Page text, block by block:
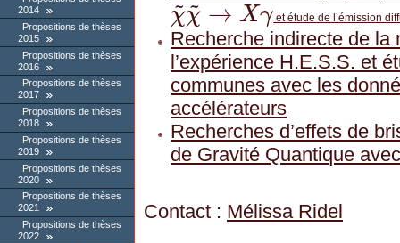
2014
Propositions de thèses
2015
Propositions de thèses
2016
Propositions de thèses
2017
Propositions de thèses
2018
Propositions de thèses
2019
Propositions de thèses
2020
Propositions de thèses
2021
Propositions de thèses
2022
χχ → Xγ
χ~χ ~→ Xγ et étude de l’émission
Recherche indirecte de la
l’expérience H.E.S.S. et
communes avec les
accélérateurs
Recherches d’effets de
de Gravité Quantique
Contact : Mélissa Ridel